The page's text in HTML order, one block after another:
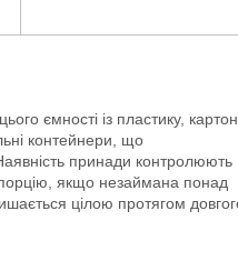
ємності із пластику,
контейнери, що
принади контролюють
якщо незаймана понад
цілою протягом